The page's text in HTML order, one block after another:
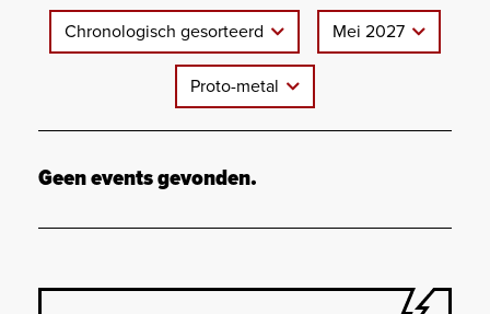
Chronologisch gesorteerd Mei 2027
Proto-metal
Geen events gevonden.